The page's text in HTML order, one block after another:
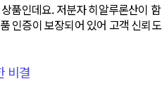
품인데요. 저분자 히알루론산이 함
인증이 보장되어 있어 고객 신뢰도
비결